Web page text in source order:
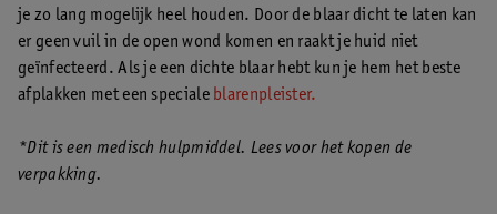
je zo lang mogelijk heel houden. Door de blaar dicht te laten kan
er geen vuil in de open wond komen en raakt je huid niet
geïnfecteerd. Als je een dichte blaar hebt kun je hem het beste
afplakken met een speciale blarenpleister.
*Dit is een medisch hulpmiddel. Lees voor het kopen de
verpakking.